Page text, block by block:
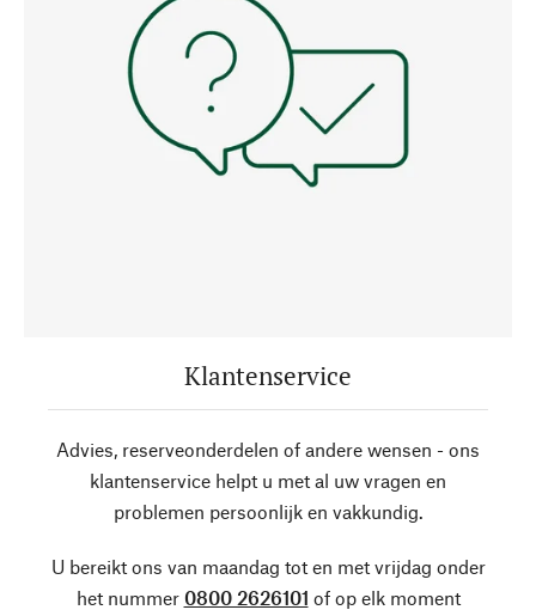
Klantenservice
Advies, reserveonderdelen of andere wensen - ons
klantenservice helpt u met al uw vragen en
problemen persoonlijk en vakkundig.
U bereikt ons van maandag tot en met vrijdag onder
het nummer 0800 2626101 of op elk moment